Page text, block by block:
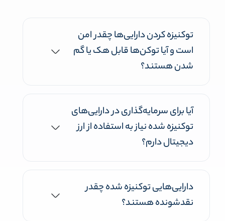
توکنیزه کردن دارایی‌ها چقدر امن
است و آیا توکن‌ها قابل هک یا گم
شدن هستند؟
آیا برای سرمایه‌گذاری در دارایی‌های
توکنیزه شده نیاز به استفاده از ارز
دیجیتال دارم؟
دارایی‌هایی توکنیزه شده چقدر
نقدشونده هستند؟